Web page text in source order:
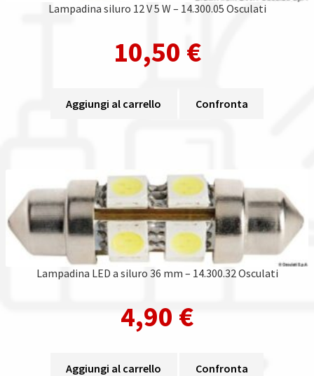
Lampadina siluro 12 V 5 W – 14.300.05 Osculati
10,50 €
Aggiungi al carrello Confronta
Lampadina LED a siluro 36 mm – 14.300.32 Osculati
4,90 €
Aggiungi al carrello Confronta